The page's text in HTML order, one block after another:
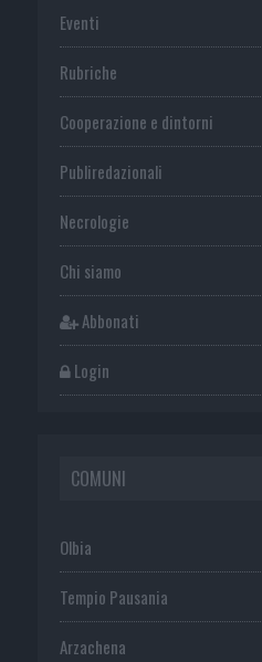
Eventi
Rubriche
Cooperazione e dintorni
Publiredazionali
Necrologie
Chi siamo
Abbonati
Login
COMUNI
Olbia
Tempio Pausania
Arzachena